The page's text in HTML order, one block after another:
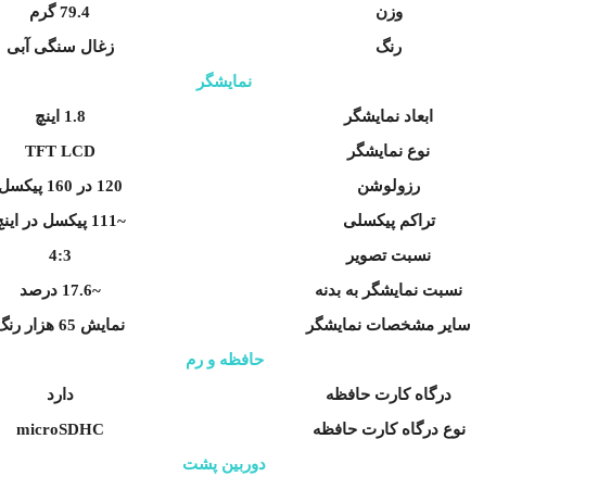
وزن
79.4 گرم
رنگ
زغال سنگی آبی
نمایشگر
ابعاد نمایشگر
1.8 اینچ
نوع نمایشگر
TFT LCD
رزولوشن
120 در 160 پیکسل
تراکم پیکسلی
~111 پیکسل در اینچ
نسبت تصویر
4:3
نسبت نمایشگر به بدنه
~17.6 درصد
سایر مشخصات نمایشگر
نمایش 65 هزار رنگ
حافظه و رم
درگاه کارت حافظه
دارد
نوع درگاه کارت حافظه
microSDHC
دوربین پشت